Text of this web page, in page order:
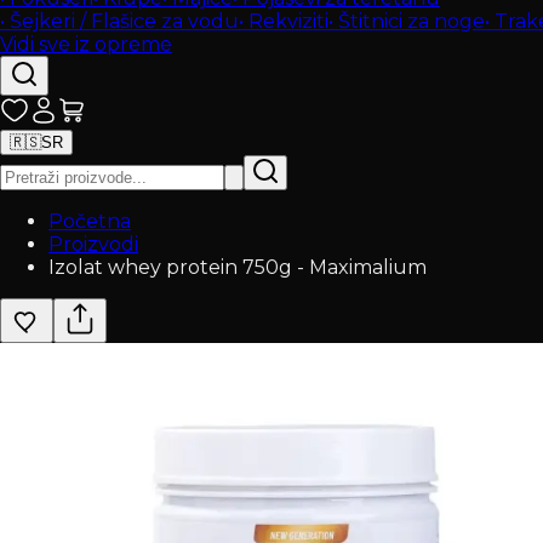
• Šejkeri / Flašice za vodu• Rekviziti• Štitnici za noge•
Vidi sve iz opreme
🇷🇸SR
Početna
Proizvodi
Izolat whey protein 750g - Maximalium